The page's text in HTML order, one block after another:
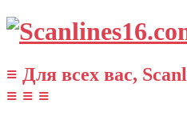
≡ Для всех вас,
≡ ≡ ≡